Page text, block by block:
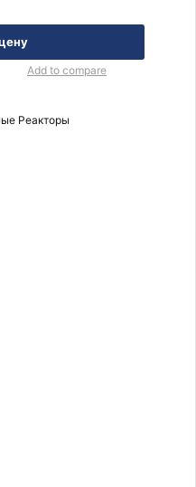
Add to compare
Реакторы